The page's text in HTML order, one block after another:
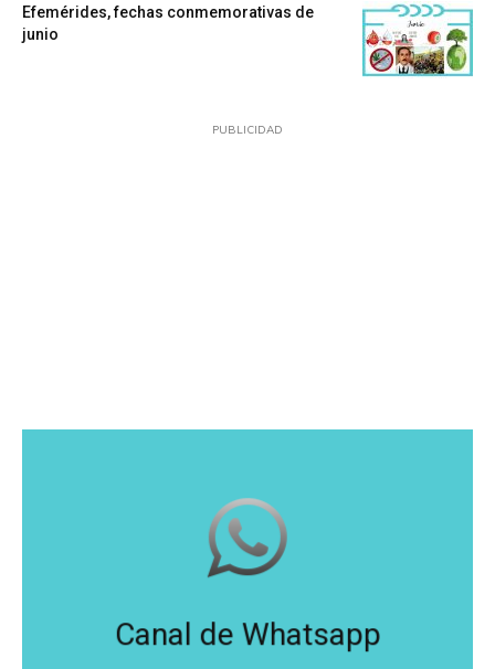
Efemérides, fechas conmemorativas de
junio
PUBLICIDAD
Canal de Whatsapp